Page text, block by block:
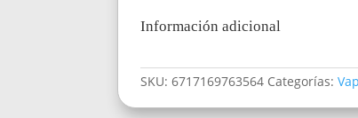
Información adicional
SKU: 6717169763564 Categorías: